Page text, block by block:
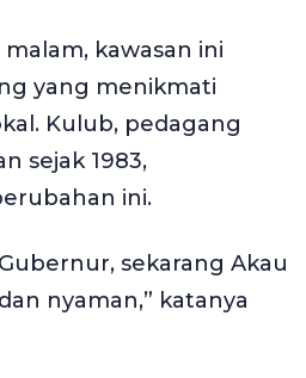
kawasan ini
yang menikmati
Kulub, pedagang
sejak 1983,
ini.
sekarang Akau
nyaman,” katanya